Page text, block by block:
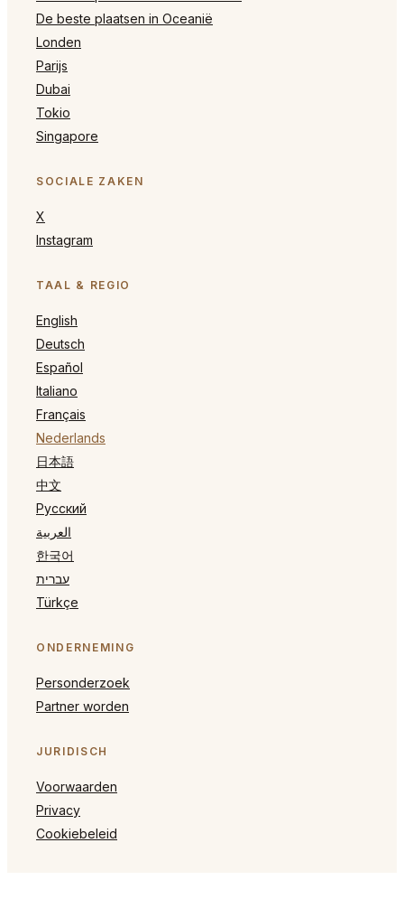
De beste plaatsen in Oceanië
Londen
Parijs
Dubai
Tokio
Singapore
SOCIALE ZAKEN
X
Instagram
TAAL & REGIO
English
Deutsch
Español
Italiano
Français
Nederlands
日本語
中文
Русский
العربية
한국어
עברית
Türkçe
ONDERNEMING
Personderzoek
Partner worden
JURIDISCH
Voorwaarden
Privacy
Cookiebeleid